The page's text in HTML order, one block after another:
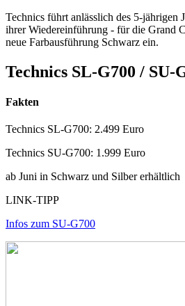
Technics führt anlässlich des 5-jährigen
ihrer Wiedereinführung - für die Grand
neue Farbausführung Schwarz ein.
Technics SL-G700 / SU-
Fakten
Technics SL-G700: 2.499 Euro
Technics SU-G700: 1.999 Euro
ab Juni in Schwarz und Silber erhältlich
LINK-TIPP
Infos zum SU-G700